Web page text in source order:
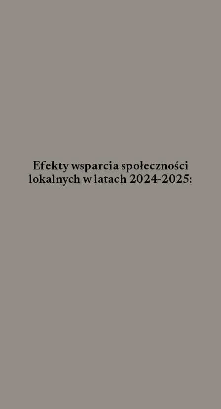
Efekty wsparcia społeczności
lokalnych w latach 2024-2025: